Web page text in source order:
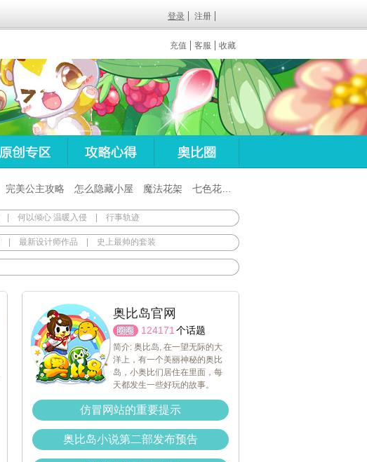
登录 注册
充值 客服 收藏
完美公主攻略 怎么隐藏小屋 魔法花架 七色花在哪
何以倾心 温暖入侵 行事轨迹
最新设计师作品 史上最帅的套装
奥比岛官网
124171 个话题
简介: 奥比岛, 在一望无际的大
洋上，有一个美丽神秘的奥比
岛，小奥比们居住在里面，每
天都发生一些好玩的故事。
仿冒网站的重要提示
奥比岛小说第二部发布预告